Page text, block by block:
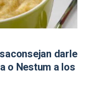
darle
o Nestum a los